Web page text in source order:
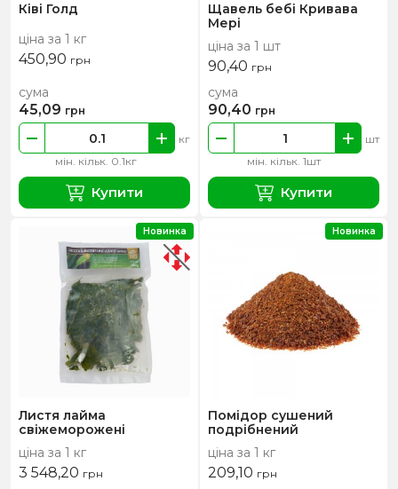
Ківі Голд
ціна за 1 кг
450,90 грн
мін. кільк. 0.1кг
кг
сума
45,09 грн
Купити
Щавель бебі Кривава
Мері
ціна за 1 шт
90,40 грн
мін. кільк. 1шт
шт
сума
90,40 грн
Купити
Листя лайма
свіжеморожені
ціна за 1 кг
3 548,20 грн
Новинка
Помідор сушений
подрібнений
ціна за 1 кг
209,10 грн
Новинка